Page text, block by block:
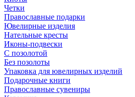
Четки
Православные подарки
Ювелирные изделия
Нательные кресты
Иконы-подвески
С позолотой
Без позолоты
Упаковка для ювелирных изделий
Подарочные книги
Православные сувениры